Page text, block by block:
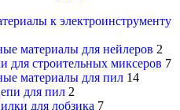
к электроинструменту
материалы для нейлеров 2
для строительных миксеров 7
материалы для пил 14
для пил 2
для лобзика 7